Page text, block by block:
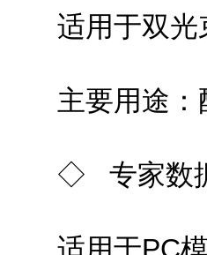
适用于双光束
主要用途：
◇ 专家数